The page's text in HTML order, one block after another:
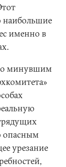
наибольшие
именно в
минувшим
опасным
урезание